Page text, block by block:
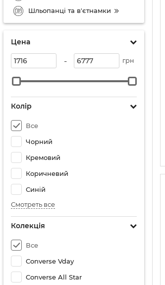
Шльопанці та в'єтнамки
Цена
- грн
Колір
Все
Чорний
Кремовий
Коричневий
Синій
Смотреть все
Колекція
Все
Converse Vday
Converse All Star